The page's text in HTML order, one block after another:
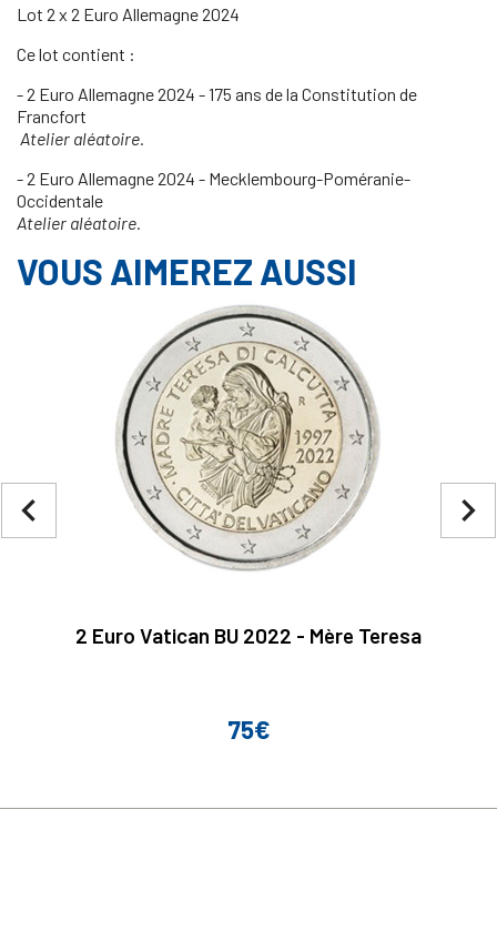
Lot 2 x 2 Euro Allemagne 2024
Ce lot contient :
- 2 Euro Allemagne 2024 - 175 ans de la Constitution de
Francfort
Atelier aléatoire.
- 2 Euro Allemagne 2024 - Mecklembourg-Poméranie-
Occidentale
Atelier aléatoire.
VOUS AIMEREZ AUSSI
2 Euro Vatican BU 2022 - Mère Teresa
Prix
75€
navigate_next
navigate_before